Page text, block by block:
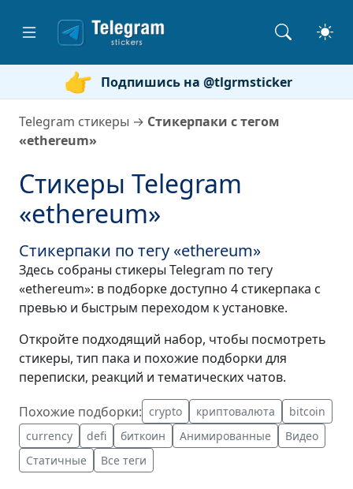
Подпишись на @tlgrmsticker
Telegram стикеры → Стикерпаки с тегом
«ethereum»
Стикеры Telegram
«ethereum»
Стикерпаки по тегу «ethereum»
Здесь собраны стикеры Telegram по тегу
«ethereum»: в подборке доступно 4 стикерпака с
превью и быстрым переходом к установке.
Откройте подходящий набор, чтобы посмотреть
стикеры, тип пака и похожие подборки для
переписки, реакций и тематических чатов.
Похожие подборки: crypto криптовалюта
bitcoin
currency
defi биткоин Анимированные
Видео
Статичные
Все теги